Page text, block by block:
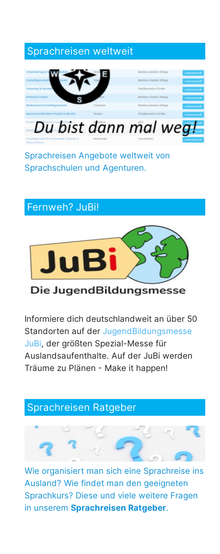
Sprachreisen weltweit
Sprachreisen Angebote weltweit von
Sprachschulen und Agenturen.
Fernweh? JuBi!
Informiere dich deutschlandweit an über 50
Standorten auf der JugendBildungsmesse
JuBi, der größten Spezial-Messe für
Auslandsaufenthalte. Auf der JuBi werden
Träume zu Plänen - Make it happen!
Sprachreisen Ratgeber
Wie organisiert man sich eine Sprachreise ins
Ausland? Wie findet man den geeigneten
Sprachkurs? Diese und viele weitere Fragen
in unserem Sprachreisen Ratgeber.